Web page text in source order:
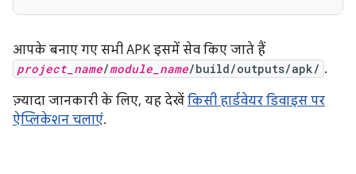
आपके बनाए गए सभी APK इसमें सेव किए जाते हैं
project_name/module_name/build/outputs/apk/ .
ज़्यादा जानकारी के लिए, यह देखें किसी हार्डवेयर डिवाइस पर
ऐप्लिकेशन चलाएं.